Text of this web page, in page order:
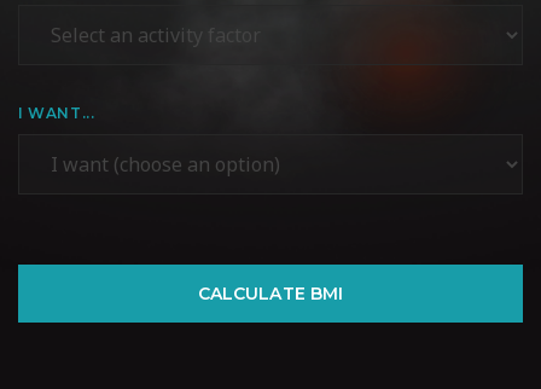
I WANT...
CALCULATE BMI